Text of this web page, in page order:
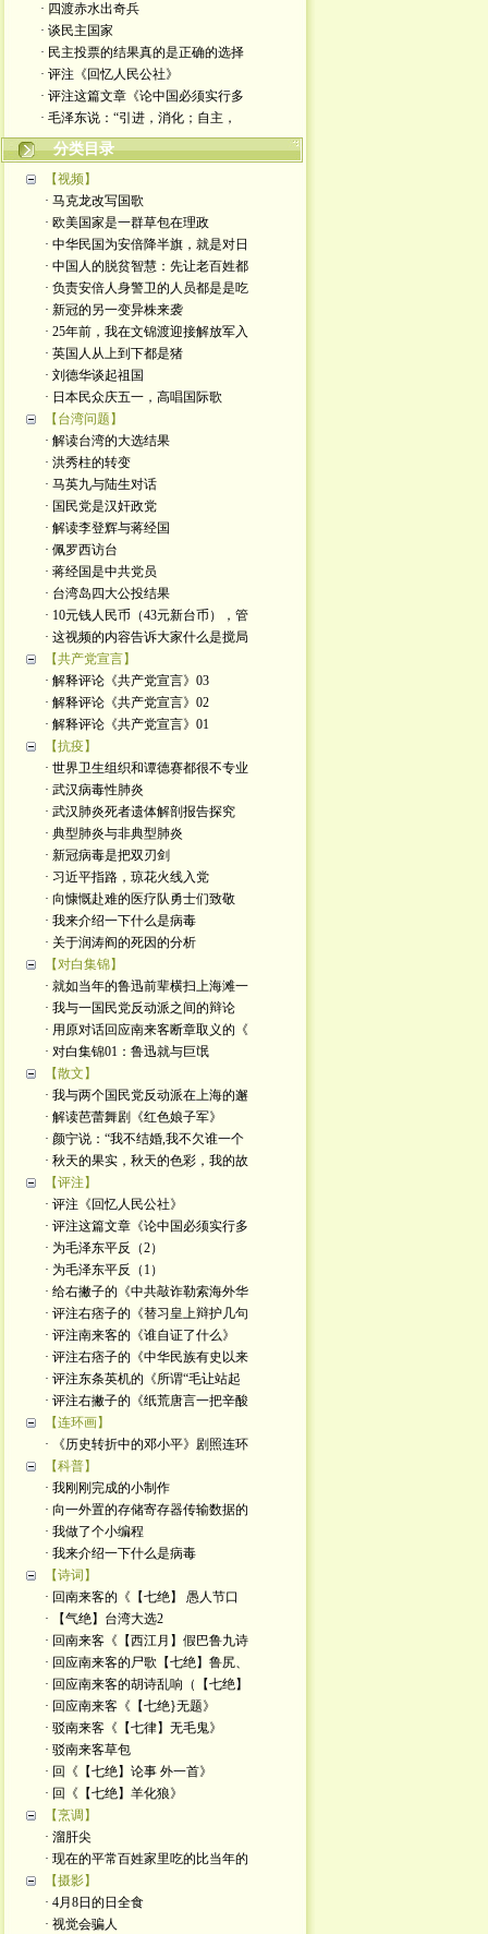
· 四渡赤水出奇兵
· 谈民主国家
· 民主投票的结果真的是正确的选择
· 评注《回忆人民公社》
· 评注这篇文章《论中国必须实行多
· 毛泽东说：“引进，消化；自主，
分类目录
【视频】
· 马克龙改写国歌
· 欧美国家是一群草包在理政
· 中华民国为安倍降半旗，就是对日
· 中国人的脱贫智慧：先让老百姓都
· 负责安倍人身警卫的人员都是是吃
· 新冠的另一变异株来袭
· 25年前，我在文锦渡迎接解放军入
· 英国人从上到下都是猪
· 刘德华谈起祖国
· 日本民众庆五一，高唱国际歌
【台湾问题】
· 解读台湾的大选结果
· 洪秀柱的转变
· 马英九与陆生对话
· 国民党是汉奸政党
· 解读李登辉与蒋经国
· 佩罗西访台
· 蒋经国是中共党员
· 台湾岛四大公投结果
· 10元钱人民币（43元新台币），管
· 这视频的内容告诉大家什么是搅局
【共产党宣言】
· 解释评论《共产党宣言》03
· 解释评论《共产党宣言》02
· 解释评论《共产党宣言》01
【抗疫】
· 世界卫生组织和谭德赛都很不专业
· 武汉病毒性肺炎
· 武汉肺炎死者遗体解剖报告探究
· 典型肺炎与非典型肺炎
· 新冠病毒是把双刃剑
· 习近平指路，琼花火线入党
· 向慷慨赴难的医疗队勇士们致敬
· 我来介绍一下什么是病毒
· 关于润涛阎的死因的分析
【对白集锦】
· 就如当年的鲁迅前辈横扫上海滩一
· 我与一国民党反动派之间的辩论
· 用原对话回应南来客断章取义的《
· 对白集锦01：鲁迅就与巨氓
【散文】
· 我与两个国民党反动派在上海的邂
· 解读芭蕾舞剧《红色娘子军》
· 颜宁说：“我不结婚,我不欠谁一个
· 秋天的果实，秋天的色彩，我的故
【评注】
· 评注《回忆人民公社》
· 评注这篇文章《论中国必须实行多
· 为毛泽东平反（2）
· 为毛泽东平反（1）
· 给右撇子的《中共敲诈勒索海外华
· 评注右痞子的《替习皇上辩护几句
· 评注南来客的《谁自证了什么》
· 评注右痞子的《中华民族有史以来
· 评注东条英机的《所谓“毛让站起
· 评注右撇子的《纸荒唐言一把辛酸
【连环画】
· 《历史转折中的邓小平》剧照连环
【科普】
· 我刚刚完成的小制作
· 向一外置的存储寄存器传输数据的
· 我做了个小编程
· 我来介绍一下什么是病毒
【诗词】
· 回南来客的《【七绝】 愚人节口
· 【气绝】台湾大选2
· 回南来客《【西江月】假巴鲁九诗
· 回应南来客的尸歌【七绝】鲁尻、
· 回应南来客的胡诗乱响（【七绝】
· 回应南来客《【七绝}无题》
· 驳南来客《【七律】无毛鬼》
· 驳南来客草包
· 回《【七绝】论事 外一首》
· 回《【七绝】羊化狼》
【烹调】
· 溜肝尖
· 现在的平常百姓家里吃的比当年的
【摄影】
· 4月8日的日全食
· 视觉会骗人